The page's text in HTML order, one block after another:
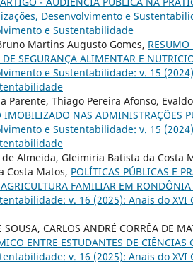
Desenvolvimento e
e Sustentabilidade
Martins Augusto Gomes,
SEGURANÇA ALIMENTAR E
e Sustentabilidade: v. 15
Parente, Thiago Pereira Afonso,
IMOBILIZADO NAS ADMINISTRAÇÕES
e Sustentabilidade: v. 15
de Almeida, Gleimiria Batista da
Costa Matos, POLÍTICAS PÚBLICAS E
FAMILIAR EM RONDÔNIA
v. 16 (2025): Anais do
CARLOS ANDRÉ CORRÊA DE
ENTRE ESTUDANTES DE CIÊNCIAS
v. 16 (2025): Anais do